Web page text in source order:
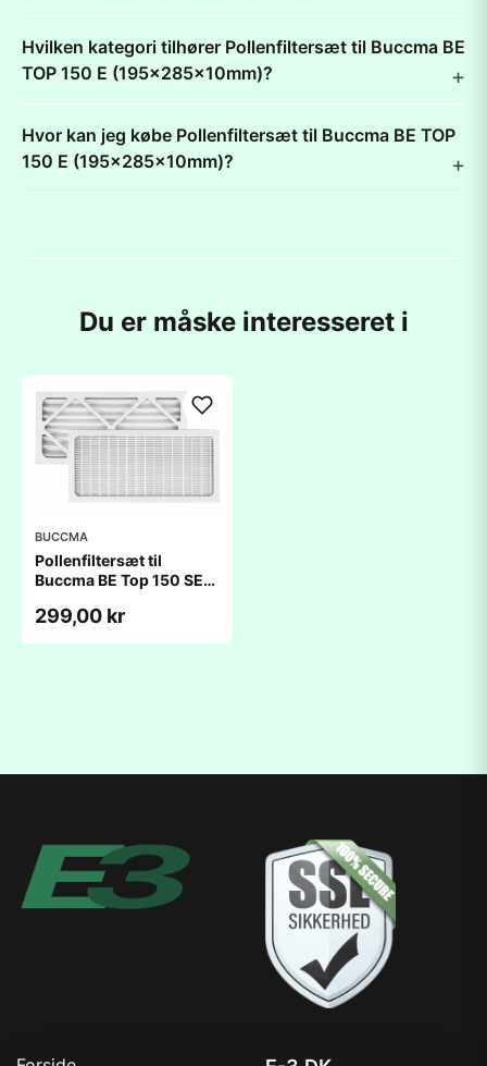
Hvilken kategori tilhører Pollenfiltersæt til Buccma BE
TOP 150 E (195x285x10mm)?
Hvor kan jeg købe Pollenfiltersæt til Buccma BE TOP
150 E (195x285x10mm)?
Du er måske interesseret i
BUCCMA
Pollenfiltersæt til
Buccma BE Top 150 SE
299,00 kr